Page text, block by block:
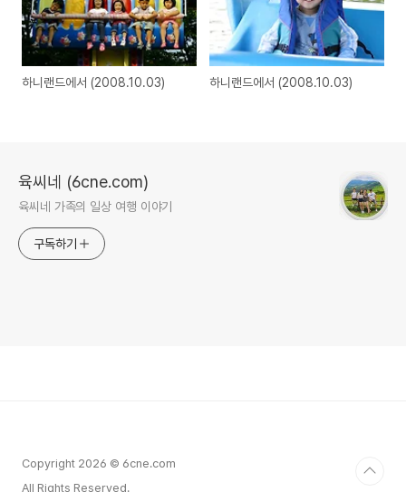
하니랜드에서 (2008.10.03) 하니랜드에서 (2008.10.03)
육씨네 (6cne.com)
육씨네 가족의 일상 여행 이야기
구독하기
Copyright 2026 © 6cne.com
All Rights Reserved.